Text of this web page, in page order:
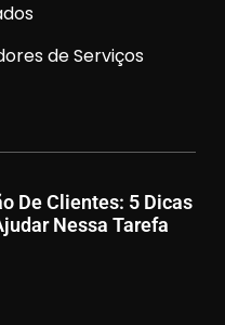
de Serviços
De Clientes: 5 Dicas
Nessa Tarefa